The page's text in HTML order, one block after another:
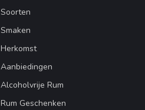
Soorten
Smaken
Herkomst
Aanbiedingen
Alcoholvrije Rum
Rum Geschenken